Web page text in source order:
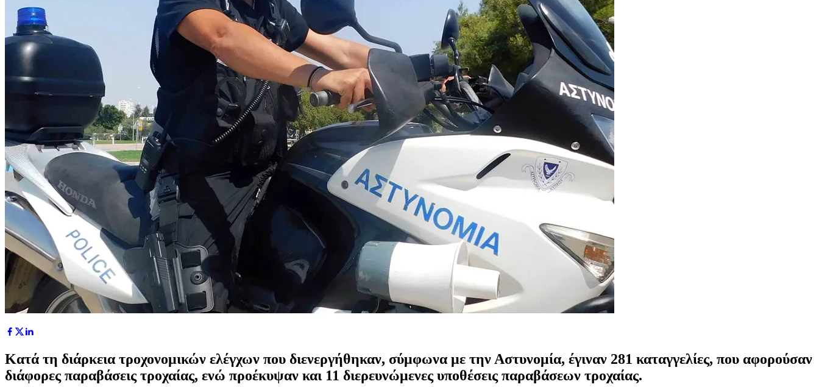
Κατά τη διάρκεια τροχονομικών ελέγχων που διενεργήθηκαν, σύμφωνα με την Αστυνομία, έγιναν 281 καταγγελίες, που αφορούσαν
διάφορες παραβάσεις τροχαίας, ενώ προέκυψαν και 11 διερευνώμενες υποθέσεις παραβάσεων τροχαίας.